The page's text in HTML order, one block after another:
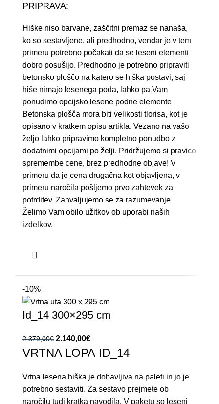
PRIPRAVA:
Hiške niso barvane, zaščitni premaz se nanaša,
ko so sestavljene, ali predhodno, vendar je v tem
primeru potrebno počakati da se leseni elementi
dobro posušijo. Predhodno je potrebno pripraviti
betonsko ploščo na katero se hiška postavi, saj
hiše nimajo lesenega poda, lahko pa Vam
ponudimo opcijsko lesene podne elemente
Betonska plošča mora biti velikosti tlorisa, kot je
opisano v kratkem opisu artikla. Vezano na vašo
željo lahko pripravimo kompletno ponudbo z
dodatnimi opcijami po želji. Pridržujemo si pravico
spremembe cene, brez predhodne objave! V
primeru da je cena drugačna kot objavljena, v
primeru naročila pošljemo prvo zahtevek za
potrditev. Zahvaljujemo se za razumevanje.
Želimo Vam obilo užitkov ob uporabi naših
izdelkov.
-10%
Id_14 300×295 cm
2.379,00€ Izvirna cena je bila: 2.379,00€.
2.140,00€
VRTNA LOPA ID_14
Vrtna lesena hiška je dobavljiva na paleti in jo je
potrebno sestaviti. Za sestavo prejmete ob
naročilu tudi kratka navodila. V paketu so leseni